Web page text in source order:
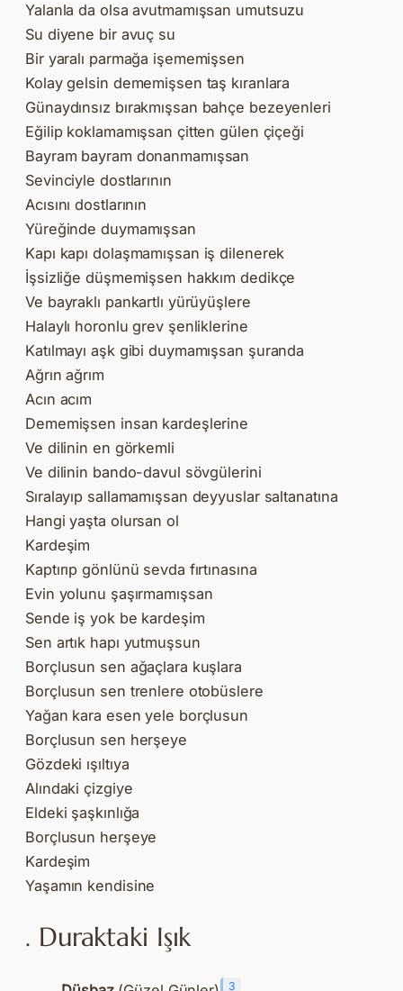
Yalanla da olsa avutmamışsan umutsuzu
Su diyene bir avuç su
Bir yaralı parmağa işememişsen
Kolay gelsin dememişsen taş kıranlara
Günaydınsız bırakmışsan bahçe bezeyenleri
Eğilip koklamamışsan çitten gülen çiçeği
Bayram bayram donanmamışsan
Sevinciyle dostlarının
Acısını dostlarının
Yüreğinde duymamışsan
Kapı kapı dolaşmamışsan iş dilenerek
İşsizliğe düşmemişsen hakkım dedikçe
Ve bayraklı pankartlı yürüyüşlere
Halaylı horonlu grev şenliklerine
Katılmayı aşk gibi duymamışsan şuranda
Ağrın ağrım
Acın acım
Dememişsen insan kardeşlerine
Ve dilinin en görkemli
Ve dilinin bando-davul sövgülerini
Sıralayıp sallamamışsan deyyuslar saltanatına
Hangi yaşta olursan ol
Kardeşim
Kaptırıp gönlünü sevda fırtınasına
Evin yolunu şaşırmamışsan
Sende iş yok be kardeşim
Sen artık hapı yutmuşsun
Borçlusun sen ağaçlara kuşlara
Borçlusun sen trenlere otobüslere
Yağan kara esen yele borçlusun
Borçlusun sen herşeye
Gözdeki ışıltıya
Alındaki çizgiye
Eldeki şaşkınlığa
Borçlusun herşeye
Kardeşim
Yaşamın kendisine
. Duraktaki Işık
3